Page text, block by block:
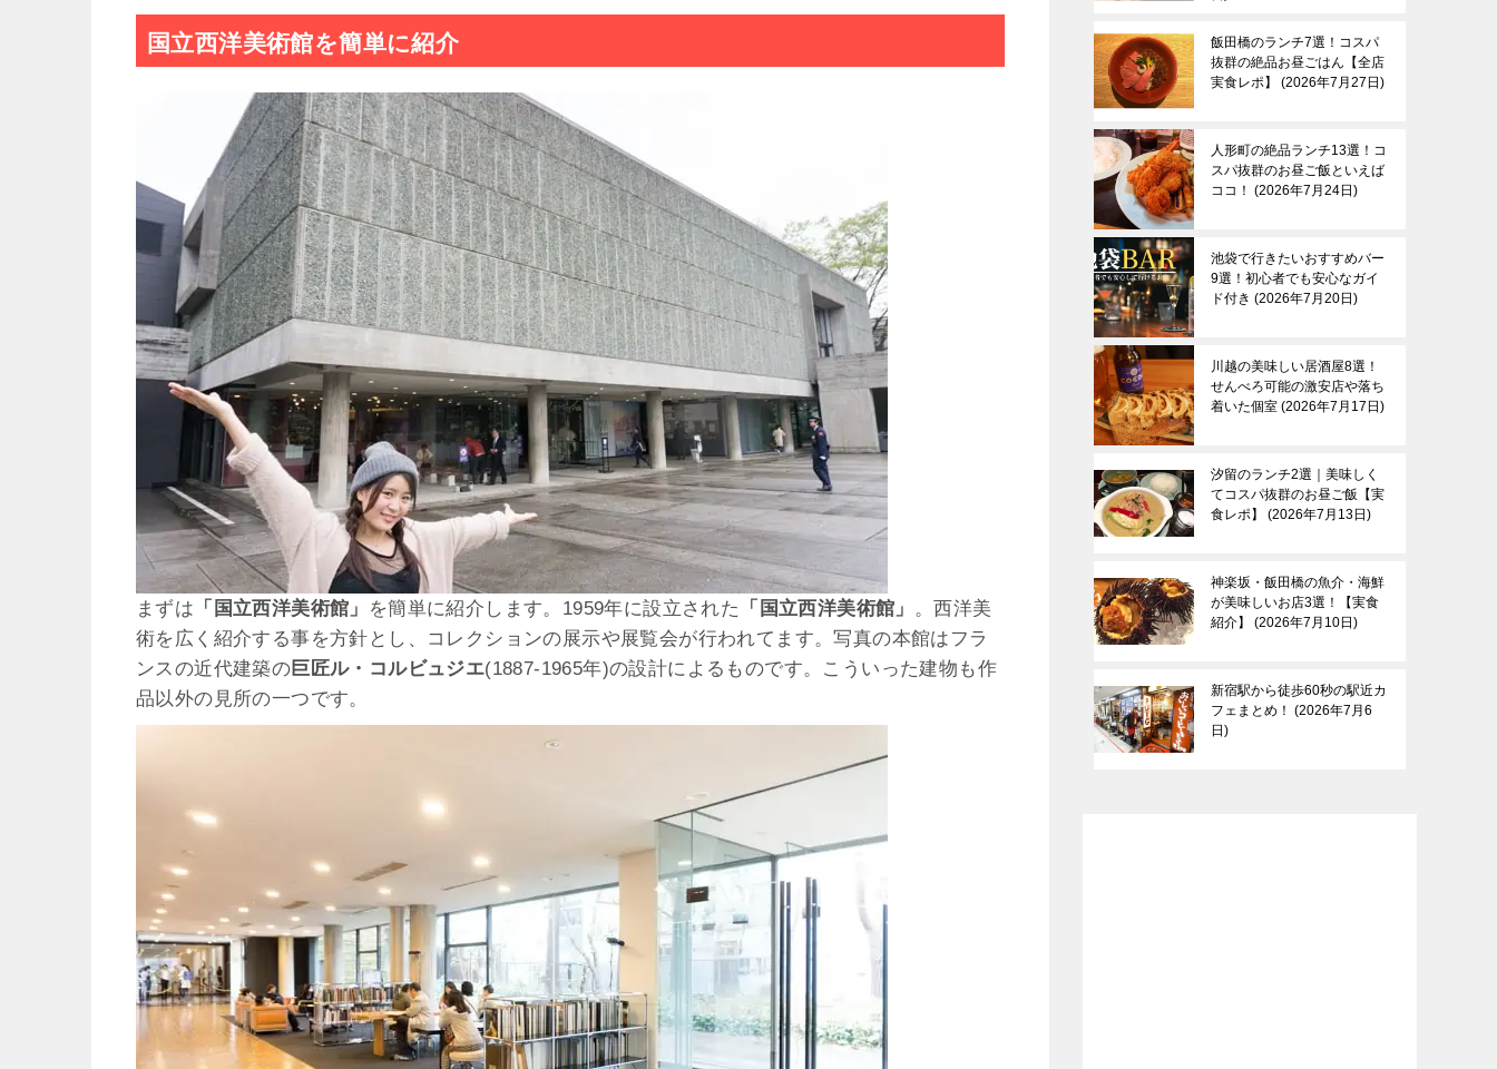
国立西洋美術館を簡単に紹介
まずは 「国立西洋美術館」 を簡単に紹介します。1959年に設立された 「国立西洋美術館」 。西洋美
術を広く紹介する事を方針とし、コレクションの展示や展覧会が行われてます。写真の本館はフラ
ンスの近代建築の巨匠ル・コルビュジエ(1887-1965年)の設計によるものです。こういった建物も作
品以外の見所の一つです。
飯田橋のランチ7選！コスパ
抜群の絶品お昼ごはん【全店
実食レポ】
2026年7月27日
人形町の絶品ランチ13選！コ
スパ抜群のお昼ご飯といえば
ココ！
2026年7月24日
池袋で行きたいおすすめバー
9選！初心者でも安心なガイ
ド付き
2026年7月20日
川越の美味しい居酒屋8選！
せんべろ可能の激安店や落ち
着いた個室 2026年7月17日
汐留のランチ2選｜美味しく
てコスパ抜群のお昼ご飯【実
食レポ】
2026年7月13日
神楽坂・飯田橋の魚介・海鮮
が美味しいお店3選！【実食
紹介】
2026年7月10日
新宿駅から徒歩60秒の駅近カ
フェまとめ！
2026年7月6
日